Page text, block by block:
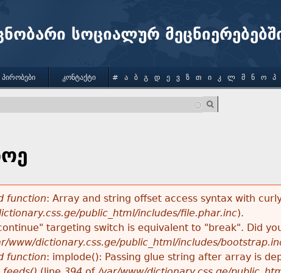
სოციალურ
function: Array and string offset access syntax with
public_html/includes/file.phar.inc).
targeting switch is equivalent to "break". Did
www/dictionary.css.ge/public_html/includes/
function: implode(): Passing glue string after array is
ᲞᲘᲠᲝᲑᲔᲑᲘ ᲙᲝᲜᲢᲐᲥᲢᲘ # Ა Ბ Გ Დ Ე Ვ Ზ Თ Ი Კ Ლ Მ Ნ Ო Პ